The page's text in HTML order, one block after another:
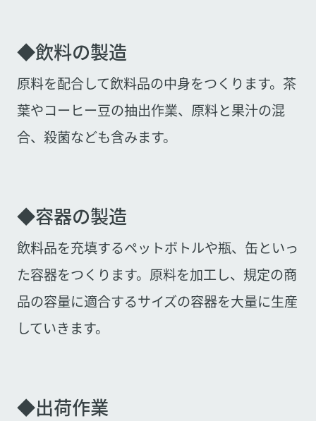
◆飲料の製造
原料を配合して飲料品の中身をつくります。茶
葉やコーヒー豆の抽出作業、原料と果汁の混
合、殺菌なども含みます。
◆容器の製造
飲料品を充填するペットボトルや瓶、缶といっ
た容器をつくります。原料を加工し、規定の商
品の容量に適合するサイズの容器を大量に生産
していきます。
◆出荷作業